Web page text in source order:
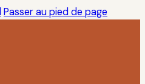
Passer au pied de page